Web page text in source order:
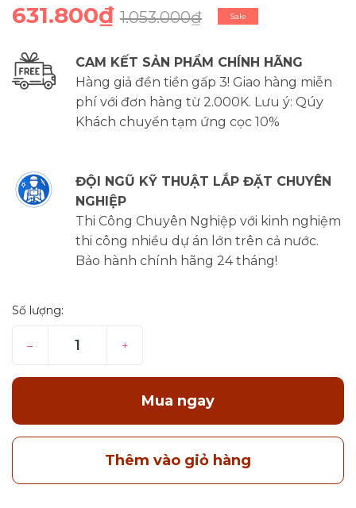
631.800₫ 1.053.000₫ Sale
CAM KẾT SẢN PHẨM CHÍNH HÃNG
Hàng giả đền tiền gấp 3! Giao hàng miễn
phí với đơn hàng từ 2.000K. Lưu ý: Qúy
Khách chuyển tạm ứng cọc 10%
ĐỘI NGŨ KỸ THUẬT LẮP ĐẶT CHUYÊN
NGHIỆP
Thi Công Chuyên Nghiệp với kinh nghiệm
thi công nhiều dự án lớn trên cả nước.
Bảo hành chính hãng 24 tháng!
Số lượng:
– +
Mua ngay
Thêm vào giỏ hàng